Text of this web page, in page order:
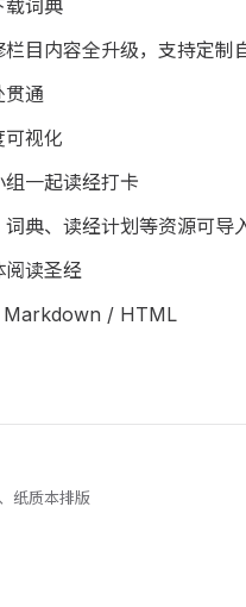
载词典
目内容全升级，支持定制
贯通
视化
一起读经打卡
典、读经计划等资源可导
阅读圣经
Markdown / HTML
纸质本排版